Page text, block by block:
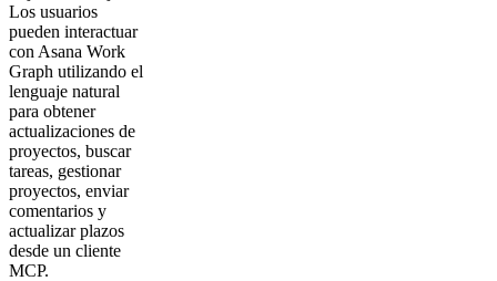
Los usuarios
pueden interactuar
con Asana Work
Graph utilizando el
lenguaje natural
para obtener
actualizaciones de
proyectos, buscar
tareas, gestionar
proyectos, enviar
comentarios y
actualizar plazos
desde un cliente
MCP.